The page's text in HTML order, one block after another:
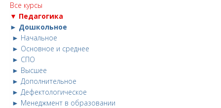
Все курсы
▼ Педагогика
► Дошкольное
► Начальное
► Основное и среднее
► СПО
► Высшее
► Дополнительное
► Дефектологическое
► Менеджмент в образовании